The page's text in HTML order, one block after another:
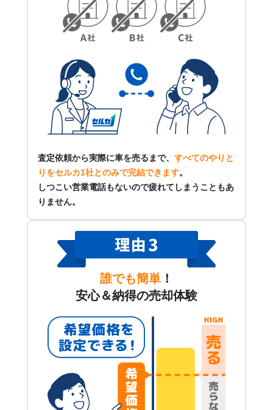
査定依頼から実際に車を売るまで、 すべてのやりと
りをセルカ1社とのみで完結できます。
しつこい営業電話もないので疲れてしまうこともあ
りません。
誰でも簡単 ！
安心＆納得の売却体験